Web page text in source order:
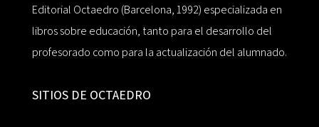
Editorial Octaedro (Barcelona, 1992) especializada en
libros sobre educación, tanto para el desarrollo del
profesorado como para la actualización del alumnado.
SITIOS DE OCTAEDRO